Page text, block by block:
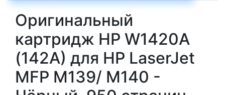
Оригинальный
картридж HP W1420A
(142A) для HP LaserJet
MFP M139/ M140 -